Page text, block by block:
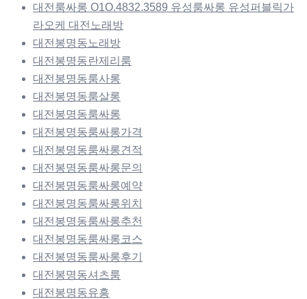
대전룸싸롱 O1O.4832.3589 유성룸싸롱 유성퍼블릭가
라오케 대전노래방
대전봉명동노래방
대전봉명동란제리룸
대전봉명동룸사롱
대전봉명동룸살롱
대전봉명동룸싸롱
대전봉명동룸싸롱가격
대전봉명동룸싸롱견적
대전봉명동룸싸롱문의
대전봉명동룸싸롱예약
대전봉명동룸싸롱위치
대전봉명동룸싸롱추천
대전봉명동룸싸롱코스
대전봉명동룸싸롱후기
대전봉명동셔츠룸
대전봉명동유흥